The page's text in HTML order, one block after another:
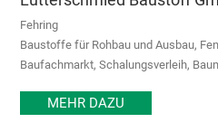
Fehring
Baustoffe für Rohbau und Ausbau,
Baufachmarkt, Schalungsverleih,
MEHR DAZU